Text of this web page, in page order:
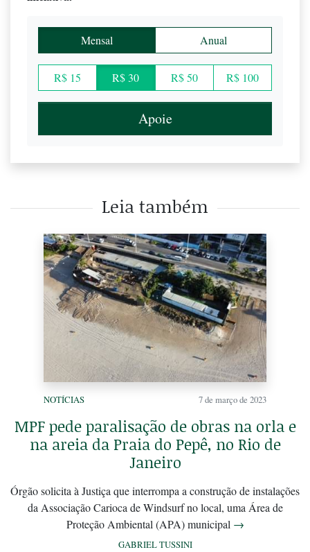
Mensal Anual
R$ 15 R$ 30 R$ 50 R$ 100
Apoie
Leia também
NOTÍCIAS 7 de março de 2023
MPF pede paralisação de obras na orla e
na areia da Praia do Pepê, no Rio de
Janeiro
Órgão solicita à Justiça que interrompa a construção de instalações
da Associação Carioca de Windsurf no local, uma Área de
Proteção Ambiental (APA) municipal →
GABRIEL TUSSINI